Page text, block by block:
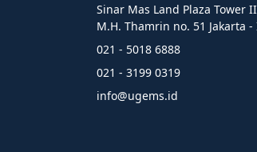
Sinar Mas Land Plaza Tower
M.H. Thamrin no. 51 Jakarta
021 - 5018 6888
021 - 3199 0319
info@ugems.id